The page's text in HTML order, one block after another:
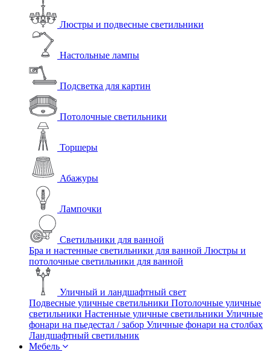
Люстры и подвесные светильники
Настольные лампы
Подсветка для картин
Потолочные светильники
Торшеры
Абажуры
Лампочки
Светильники для ванной
Бра и настенные светильники для ванной Люстры и
потолочные светильники для ванной
Уличный и ландшафтный свет
Подвесные уличные светильники Потолочные уличные
светильники Настенные уличные светильники Уличные
фонари на пьедестал / забор Уличные фонари на столбах
Ландшафтный светильник
Мебель